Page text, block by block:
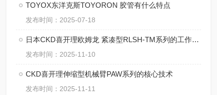
TOYOX东洋克斯TOYORON 胶管有什么特点
发布时间：2025-07-18
日本CKD喜开理欧姆龙 紧凑型RLSH-TM系列的工作原理
发布时间：2025-11-10
CKD喜开理伸缩型机械臂PAW系列的核心技术
发布时间：2025-11-11